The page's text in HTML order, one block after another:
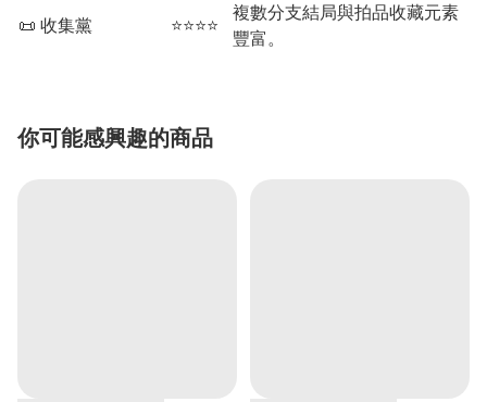
📜 收集黨
⭐⭐⭐⭐
複數分支結局與拍品收藏元素
豐富。
你可能感興趣的商品